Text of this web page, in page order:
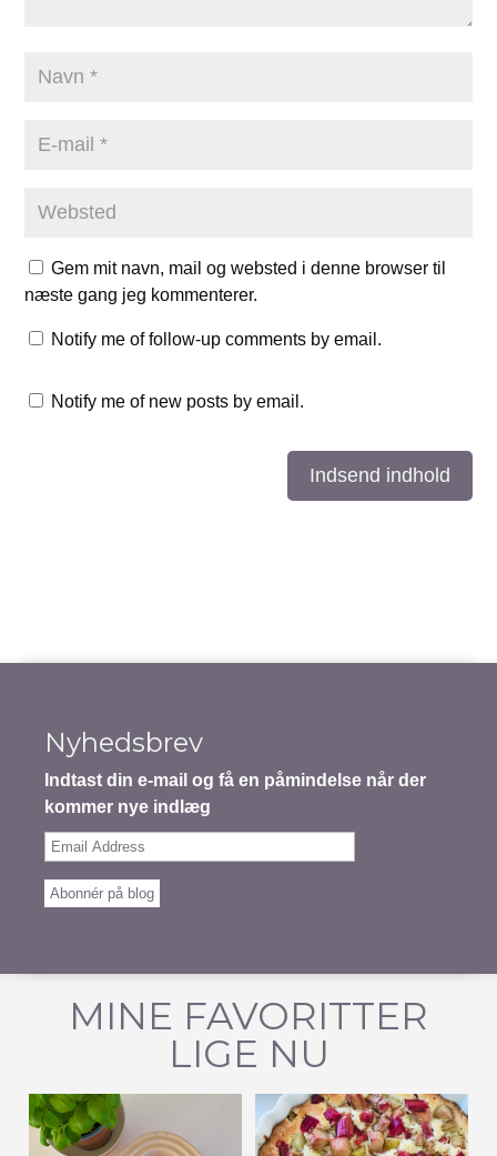
Gem mit navn, mail og websted i denne browser til
næste gang jeg kommenterer.
Notify me of follow-up comments by email.
Notify me of new posts by email.
Indsend indhold
Nyhedsbrev
Indtast din e-mail og få en påmindelse når der
kommer nye indlæg
Email
Abonnér på blog
MINE FAVORITTER
LIGE NU